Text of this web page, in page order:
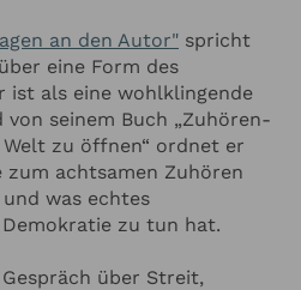
an den Autor" spricht
eine Form des
ist als eine wohlklingende
von seinem Buch „Zuhören-
zu öffnen“ ordnet er
zum achtsamen Zuhören
was echtes
zu tun hat.
über Streit,